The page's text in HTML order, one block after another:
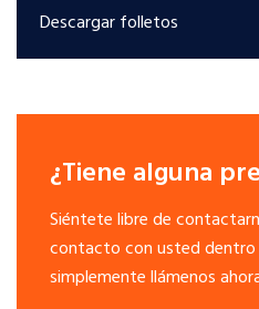
Descargar folletos
¿Tiene alguna
Siéntete libre de
contacto con usted dentro
simplemente llámenos